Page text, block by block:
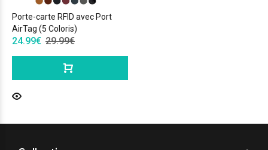
Porte-carte RFID avec Port
AirTag (5 Coloris)
24.99€ 29.99€